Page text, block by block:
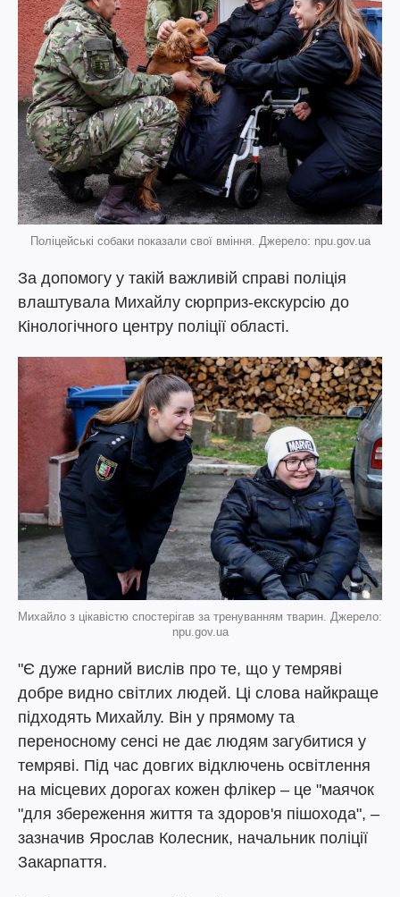
Поліцейські собаки показали свої вміння. Джерело: npu.gov.ua
За допомогу у такій важливій справі поліція
влаштувала Михайлу сюрприз-екскурсію до
Кінологічного центру поліції області.
Михайло з цікавістю спостерігав за тренуванням тварин. Джерело:
npu.gov.ua
"Є дуже гарний вислів про те, що у темряві
добре видно світлих людей. Ці слова найкраще
підходять Михайлу. Він у прямому та
переносному сенсі не дає людям загубитися у
темряві. Під час довгих відключень освітлення
на місцевих дорогах кожен флікер – це "маячок
"для збереження життя та здоров'я пішохода", –
зазначив Ярослав Колесник, начальник поліції
Закарпаття.